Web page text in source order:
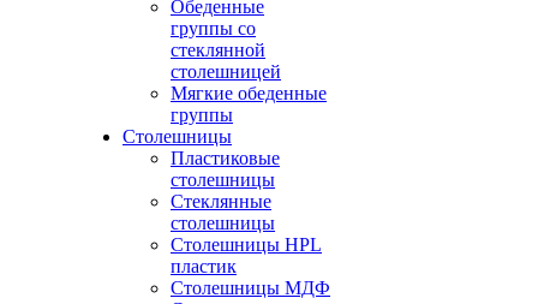
Обеденные
группы со
стеклянной
столешницей
Мягкие обеденные
группы
Столешницы
Пластиковые
столешницы
Стеклянные
столешницы
Столешницы HPL
пластик
Столешницы МДФ